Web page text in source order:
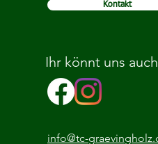
Kontakt
Ihr könnt uns
info@tc-